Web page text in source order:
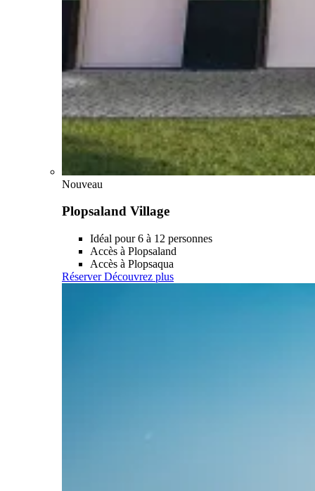
Nouveau
Plopsaland Village
Idéal pour 6 à 12 personnes
Accès à Plopsaland
Accès à Plopsaqua
Réserver Découvrez plus